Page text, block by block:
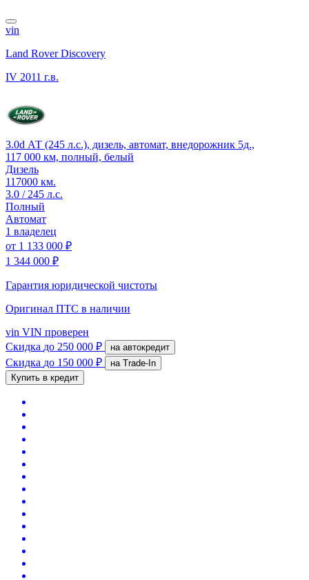
vin
Land Rover Discovery
IV 2011 г.в.
3.0d АТ (245 л.с.), дизель, автомат, внедорожник 5д.,
117 000 км, полный, белый
Дизель
117000 км.
3.0 / 245 л.с.
Полный
Автомат
1 владелец
от 1 133 000 ₽
1 344 000 ₽
Гарантия юридической чистоты
Оригинал ПТС в наличии
vin VIN проверен
Скидка до 250 000 ₽ на автокредит
Скидка до 150 000 ₽
на Trade-In
Купить в кредит